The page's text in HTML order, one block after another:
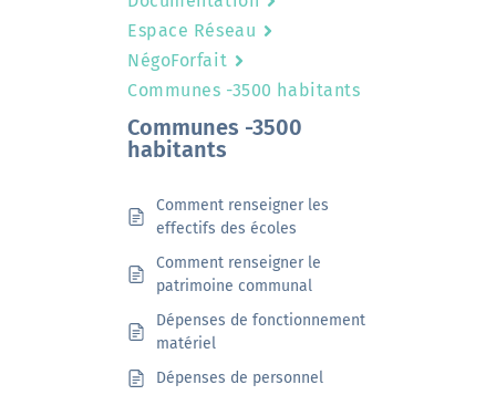
Espace Réseau
NégoForfait
Communes -3500 habitants
Communes -3500
habitants
Comment renseigner les
effectifs des écoles
Comment renseigner le
patrimoine communal
Dépenses de fonctionnement
matériel
Dépenses de personnel